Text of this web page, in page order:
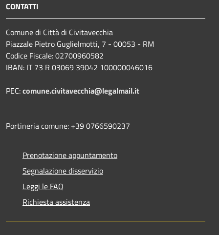
CONTATTI
Comune di Città di Civitavecchia
Piazzale Pietro Guglielmotti, 7 - 00053 - RM
Codice Fiscale: 02700960582
IBAN: IT 73 R 03069 39042 100000046016
PEC:comune.civitavecchia@legalmail.it
Portineria comune: +39 0766590237
Prenotazione appuntamento
Segnalazione disservizio
Leggi le FAQ
Richiesta assistenza